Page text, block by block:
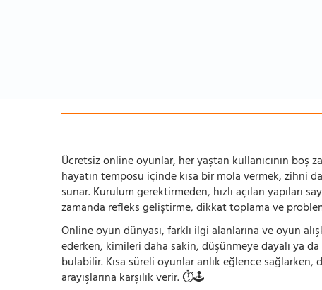
Ücretsiz online oyunlar, her yaştan kullanıcının
hayatın temposu içinde kısa bir mola vermek, zihni
sunar. Kurulum gerektirmeden, hızlı açılan
zamanda refleks geliştirme, dikkat toplama ve
Online oyun dünyası, farklı ilgi alanlarına ve oyun
ederken, kimileri daha sakin, düşünmeye dayalı ya
bulabilir. Kısa süreli oyunlar anlık eğlence
arayışlarına karşılık verir. ⏱️🕹️